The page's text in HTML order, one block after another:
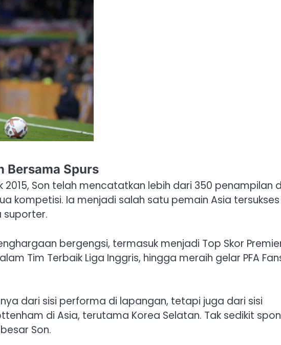
Bersama Spurs
Son telah mencatatkan lebih dari 350 penampilan
kompetisi. Ia menjadi salah satu pemain Asia
suporter.
bergengsi, termasuk menjadi Top Skor
Tim Terbaik Liga Inggris, hingga meraih gelar PFA
dari sisi performa di lapangan, tetapi juga dari sisi
di Asia, terutama Korea Selatan. Tak sedikit
Son.